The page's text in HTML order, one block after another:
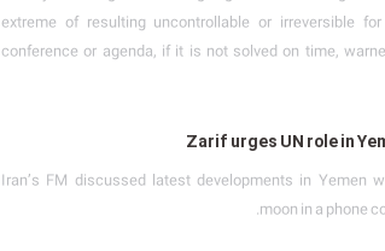
extreme of resulting uncontrollable or irreversible
conference or agenda, if it is not solved on time,
Zarif urges UN role in
Iran’s FM discussed latest developments in Yemen
moon in a phone